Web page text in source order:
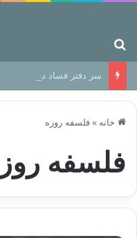
سر دفتر فساد در زمین‌،
خانه » فلسفه روزه
فلسفه